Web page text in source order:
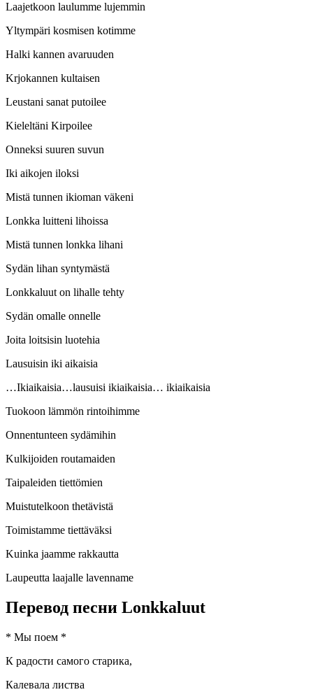
Laajetkoon laulumme lujemmin
Yltympäri kosmisen kotimme
Halki kannen avaruuden
Krjokannen kultaisen
Leustani sanat putoilee
Kieleltäni Kirpoilee
Onneksi suuren suvun
Iki aikojen iloksi
Mistä tunnen ikioman väkeni
Lonkka luitteni lihoissa
Mistä tunnen lonkka lihani
Sydän lihan syntymästä
Lonkkaluut on lihalle tehty
Sydän omalle onnelle
Joita loitsisin luotehia
Lausuisin iki aikaisia
…Ikiaikaisia…lausuisi ikiaikaisia… ikiaikaisia
Tuokoon lämmön rintoihimme
Onnentunteen sydämihin
Kulkijoiden routamaiden
Taipaleiden tiettömien
Muistutelkoon thetävistä
Toimistamme tiettäväksi
Kuinka jaamme rakkautta
Laupeutta laajalle lavenname
Перевод песни Lonkkaluut
* Мы поем *
К радости самого старика,
Калевала листва